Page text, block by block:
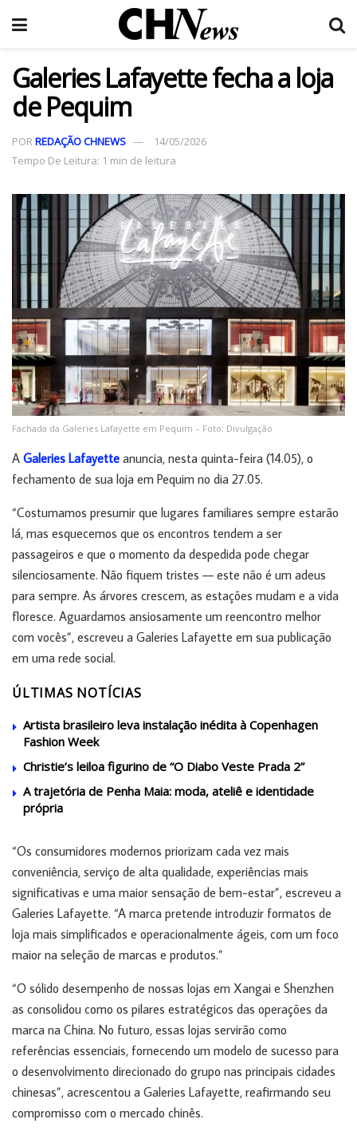
Galeries Lafayette fecha a loja
de Pequim
PORREDAÇÃO CHNEWS
14/05/2026
Tempo De Leitura: 1 min de leitura
Fachada da Galeries Lafayette em Pequim – Foto: Divulgação
A Galeries Lafayette anuncia, nesta quinta-feira (14.05), o
fechamento de sua loja em Pequim no dia 27.05.
“Costumamos presumir que lugares familiares sempre estarão
lá, mas esquecemos que os encontros tendem a ser
passageiros e que o momento da despedida pode chegar
silenciosamente. Não fiquem tristes — este não é um adeus
para sempre. As árvores crescem, as estações mudam e a vida
floresce. Aguardamos ansiosamente um reencontro melhor
com vocês”, escreveu a Galeries Lafayette em sua publicação
em uma rede social.
ÚLTIMAS NOTÍCIAS
Artista brasileiro leva instalação inédita à Copenhagen
Fashion Week
Christie’s leiloa figurino de “O Diabo Veste Prada 2”
A trajetória de Penha Maia: moda, ateliê e identidade
própria
“Os consumidores modernos priorizam cada vez mais
conveniência, serviço de alta qualidade, experiências mais
significativas e uma maior sensação de bem-estar”, escreveu a
Galeries Lafayette. “A marca pretende introduzir formatos de
loja mais simplificados e operacionalmente ágeis, com um foco
maior na seleção de marcas e produtos.”
“O sólido desempenho de nossas lojas em Xangai e Shenzhen
as consolidou como os pilares estratégicos das operações da
marca na China. No futuro, essas lojas servirão como
referências essenciais, fornecendo um modelo de sucesso para
o desenvolvimento direcionado do grupo nas principais cidades
chinesas”, acrescentou a Galeries Lafayette, reafirmando seu
compromisso com o mercado chinês.